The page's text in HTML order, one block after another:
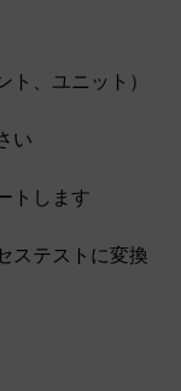
、ユニット）
い
トします
ステストに変換